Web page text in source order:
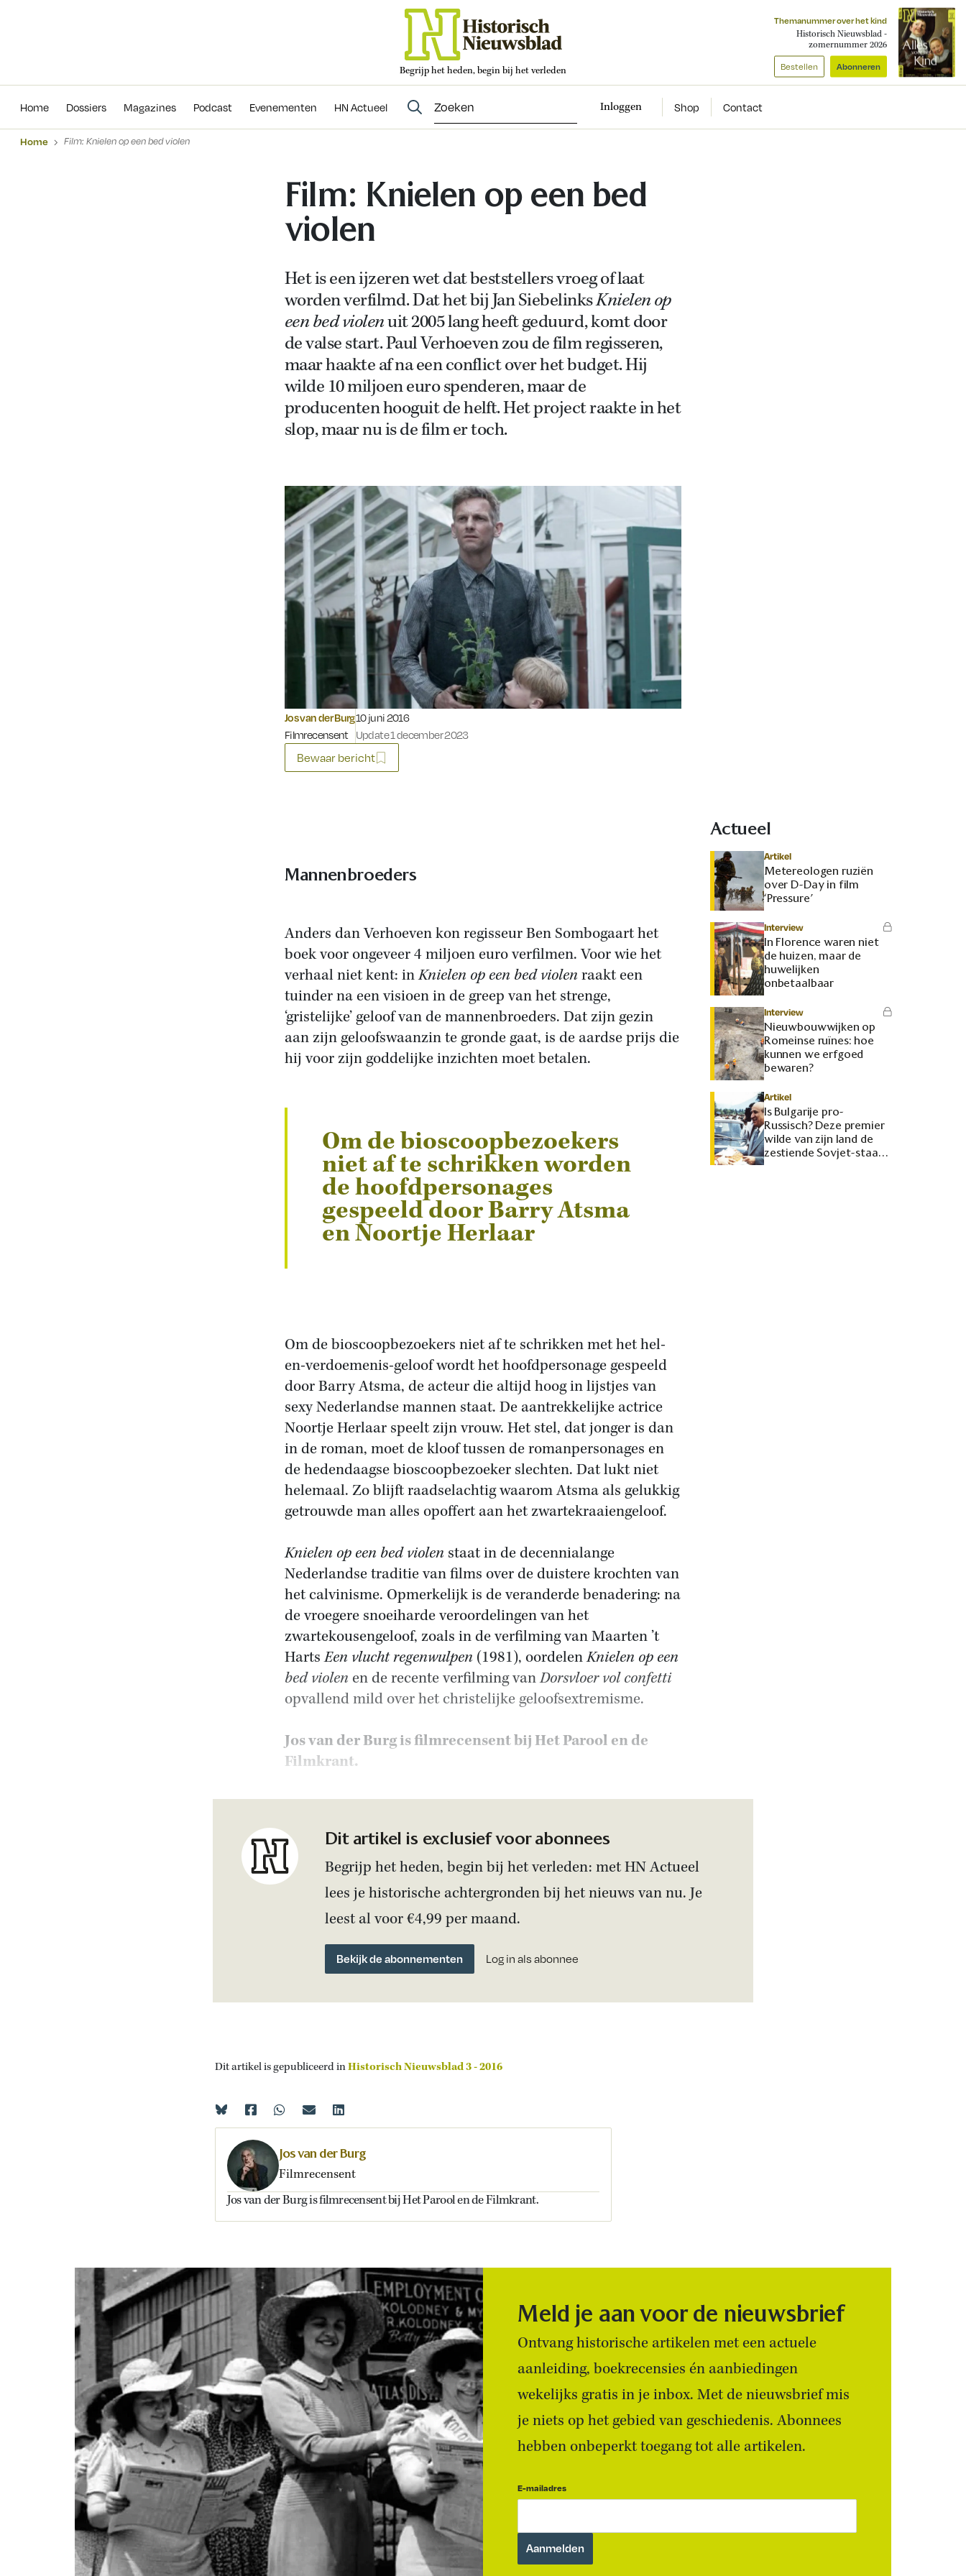
Begrijp het heden, begin bij het verleden
Themanummer over het kind
Historisch Nieuwsblad -
zomernummer 2026
Bestellen Abonneren
Home Dossiers Magazines Podcast Evenementen HN Actueel Inloggen Shop Contact
Evenementen
Home Film: Knielen op een bed violen
Film: Knielen op een bed
violen
Het is een ijzeren wet dat beststellers vroeg of laat
worden verfilmd. Dat het bij Jan SiebelinksKnielen op
een bed violenuit 2005 lang heeft geduurd, komt door
de valse start. Paul Verhoeven zou de film regisseren,
maar haakte af na een conflict over het budget. Hij
wilde 10 miljoen euro spenderen, maar de
producenten hooguit de helft. Het project raakte in het
slop, maar nu is de film er toch.
Jos van der Burg
Filmrecensent
Gepubliceerd op:
10 juni 2016
Update 1 december 2023
Bewaar bericht
Mannenbroeders
Anders dan Verhoeven kon regisseur Ben Sombogaart het
boek voor ongeveer 4 miljoen euro verfilmen. Voor wie het
verhaal niet kent: inKnielen op een bed violenraakt een
tuinder na een visioen in de greep van het strenge,
‘gristelijke’ geloof van de mannenbroeders. Dat zijn gezin
aan zijn geloofswaanzin te gronde gaat, is de aardse prijs die
hij voor zijn goddelijke inzichten moet betalen.
Om de bioscoopbezoekers
niet af te schrikken worden
de hoofdpersonages
gespeeld door Barry Atsma
en Noortje Herlaar
Om de bioscoopbezoekers niet af te schrikken met het hel-
en-verdoemenis-geloof wordt het hoofdpersonage gespeeld
door Barry Atsma, de acteur die altijd hoog in lijstjes van
sexy Nederlandse mannen staat. De aantrekkelijke actrice
Noortje Herlaar speelt zijn vrouw. Het stel, dat jonger is dan
in de roman, moet de kloof tussen de romanpersonages en
de hedendaagse bioscoopbezoeker slechten. Dat lukt niet
helemaal. Zo blijft raadselachtig waarom Atsma als gelukkig
getrouwde man alles opoffert aan het zwartekraaiengeloof.
Knielen op een bed violenstaat in de decennialange
Nederlandse traditie van films over de duistere krochten van
het calvinisme. Opmerkelijk is de veranderde benadering: na
de vroegere snoeiharde veroordelingen van het
zwartekousengeloof, zoals in de verfilming van Maarten ’t
HartsEen vlucht regenwulpen(1981), oordelenKnielen op een
bed violen en de recente verfilming vanDorsvloer vol confetti
opvallend mild over het christelijke geloofsextremisme.
Jos van der Burg is filmrecensent bij Het Parool en de
Filmkrant.
Dit artikel is exclusief voor abonnees
Begrijp het heden, begin bij het verleden: met HN Actueel
lees je historische achtergronden bij het nieuws van nu. Je
leest al voor €4,99 per maand.
Bekijk de abonnementen Log in als abonnee
Actueel
Artikel
Metereologen ruziën
over D-Day in film
‘Pressure’
Interview
In Florence waren niet
de huizen, maar de
huwelijken
onbetaalbaar
Interview
Nieuwbouwwijken op
Romeinse ruïnes: hoe
kunnen we erfgoed
bewaren?
Artikel
Is Bulgarije pro-
Russisch? Deze premier
wilde van zijn land de
zestiende Sovjet-staat
maken
Dit artikel is gepubliceerd inHistorisch Nieuwsblad 3 - 2016
Jos van der Burg
Filmrecensent
Jos van der Burg is filmrecensent bij Het Parool en de Filmkrant.
Meld je aan voor de nieuwsbrief
Ontvang historische artikelen met een actuele
aanleiding, boekrecensies én aanbiedingen
wekelijks gratis in je inbox. Met de nieuwsbrief mis
je niets op het gebied van geschiedenis. Abonnees
hebben onbeperkt toegang tot alle artikelen.
E-mailadres